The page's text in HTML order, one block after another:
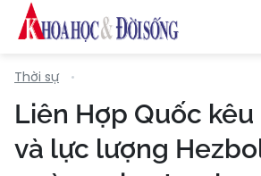
Thời sự
Liên Hợp Quốc
và lực lượng